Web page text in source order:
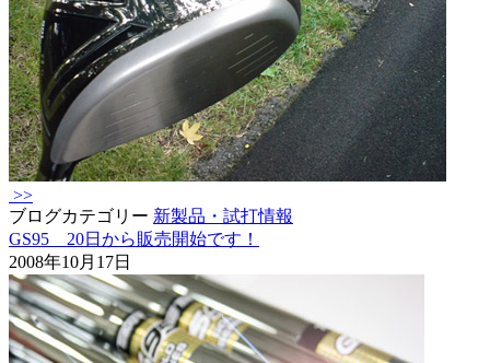
>>
ブログカテゴリー 新製品・試打情報
GS95 20日から販売開始です！
2008年10月17日